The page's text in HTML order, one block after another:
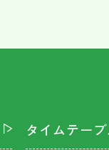
タイムテーブ